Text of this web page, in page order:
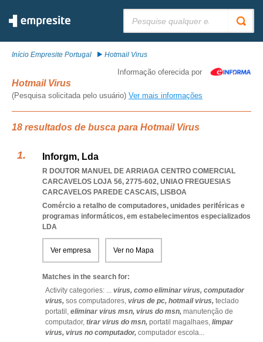
Início Empresite Portugal Hotmail Virus
Informação oferecida por
Hotmail Virus
(Pesquisa solicitada pelo usuário) Ver mais informações
18 resultados de busca para Hotmail Virus
Inforgm, Lda
R DOUTOR MANUEL DE ARRIAGA CENTRO COMERCIAL
CARCAVELOS LOJA 56, 2775-602, UNIAO FREGUESIAS
CARCAVELOS PAREDE CASCAIS, LISBOA
Comércio a retalho de computadores, unidades periféricas e
programas informáticos, em estabelecimentos especializados
LDA
Ver empresa Ver no Mapa
Matches in the search for:
Activity categories: ... virus, como eliminar virus, computador
virus, sos computadores, virus de pc, hotmail virus, teclado
portatil, eliminar virus msn, virus do msn, manutenção de
computador, tirar virus do msn, portatil magalhaes, limpar
virus, virus no computador, computador escola...